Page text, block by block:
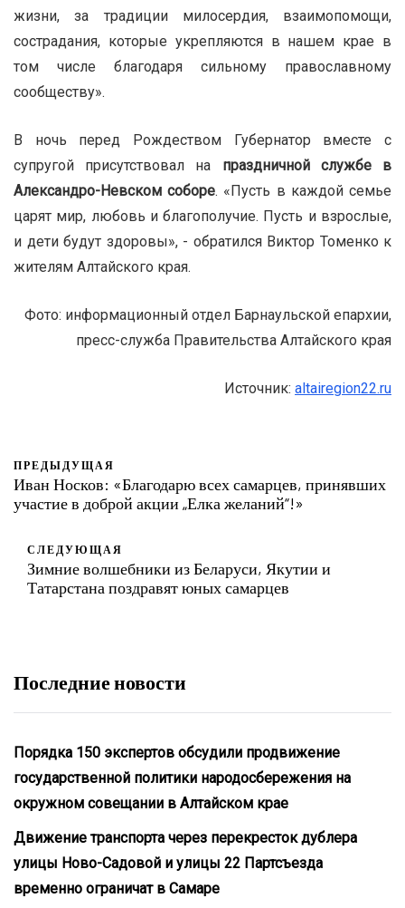
жизни, за традиции милосердия, взаимопомощи,
сострадания, которые укрепляются в нашем крае в
том числе благодаря сильному православному
сообществу».
В ночь перед Рождеством Губернатор вместе с
супругой присутствовал на праздничной службе в
Александро-Невском соборе. «Пусть в каждой семье
царят мир, любовь и благополучие. Пусть и взрослые,
и дети будут здоровы», - обратился Виктор Томенко к
жителям Алтайского края.
Фото: информационный отдел Барнаульской епархии,
пресс-служба Правительства Алтайского края
Источник: altairegion22.ru
ПРЕДЫДУЩАЯ
Иван Носков: «Благодарю всех самарцев, принявших
участие в доброй акции „Елка желаний“!»
СЛЕДУЮЩАЯ
Зимние волшебники из Беларуси, Якутии и
Татарстана поздравят юных самарцев
Последние новости
Порядка 150 экспертов обсудили продвижение
государственной политики народосбережения на
окружном совещании в Алтайском крае
Движение транспорта через перекресток дублера
улицы Ново-Садовой и улицы 22 Партсъезда
временно ограничат в Самаре